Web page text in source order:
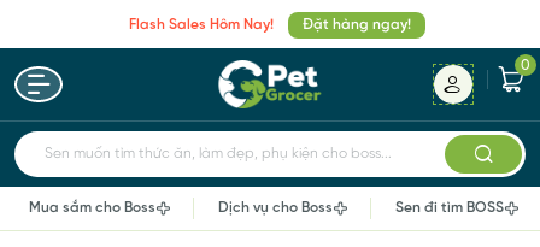
Flash Sales Hôm Nay! Đặt hàng ngay!
0
Sen muốn tìm thức ăn, làm đẹp, phụ kiện cho boss...
Mua sắm cho Boss Dịch vụ cho Boss Sen đi tìm BOSS